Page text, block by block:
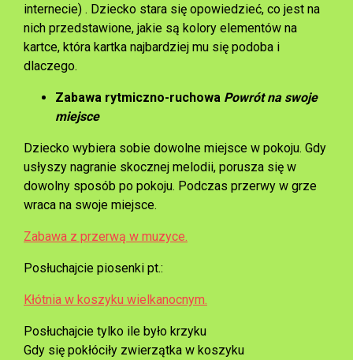
internecie) . Dziecko stara się opowiedzieć, co jest na
nich przedstawione, jakie są kolory elementów na
kartce, która kartka najbardziej mu się podoba i
dlaczego.
Zabawa rytmiczno-ruchowa Powrót na swoje
miejsce
Dziecko wybiera sobie dowolne miejsce w pokoju. Gdy
usłyszy nagranie skocznej melodii, porusza się w
dowolny sposób po pokoju. Podczas przerwy w grze
wraca na swoje miejsce.
Zabawa z przerwą w muzyce.
Posłuchajcie piosenki pt.:
Kłótnia w koszyku wielkanocnym.
Posłuchajcie tylko ile było krzyku
Gdy się pokłóciły zwierzątka w koszyku